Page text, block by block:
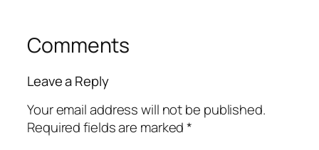
Comments
Leave a Reply
Your email address will not be published.
Required fields are marked*